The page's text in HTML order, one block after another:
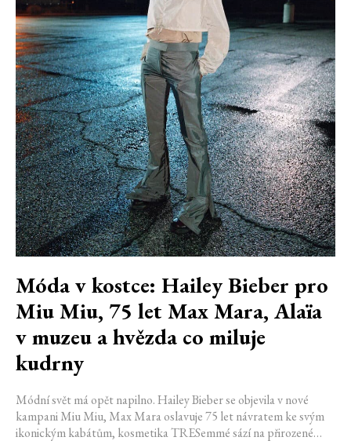
Móda v kostce: Hailey Bieber pro
Miu Miu, 75 let Max Mara, Alaïa
v muzeu a hvězda co miluje
kudrny
Módní svět má opět napilno. Hailey Bieber se objevila v nové
kampani Miu Miu, Max Mara oslavuje 75 let návratem ke svým
ikonickým kabátům, kosmetika TRESemmé sází na přirozené